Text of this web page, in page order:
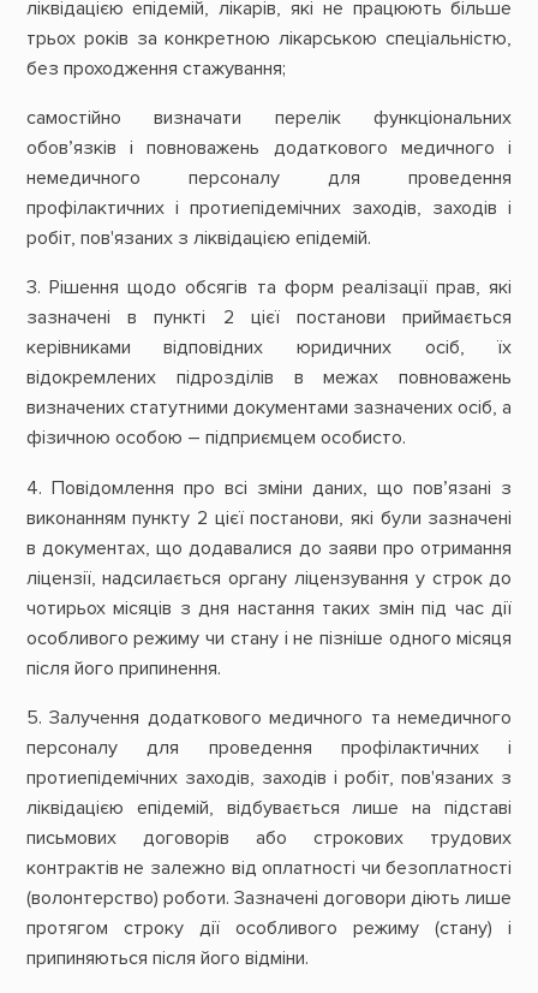
ліквідацією епідемій, лікарів, які не працюють більше
трьох років за конкретною лікарською спеціальністю,
без проходження стажування;
самостійно визначати перелік функціональних
обов’язків і повноважень додаткового медичного і
немедичного персоналу для проведення
профілактичних і протиепідемічних заходів, заходів і
робіт, пов'язаних з ліквідацією епідемій.
3. Рішення щодо обсягів та форм реалізації прав, які
зазначені в пункті 2 цієї постанови приймається
керівниками відповідних юридичних осіб, їх
відокремлених підрозділів в межах повноважень
визначених статутними документами зазначених осіб, а
фізичною особою – підприємцем особисто.
4. Повідомлення про всі зміни даних, що пов’язані з
виконанням пункту 2 цієї постанови, які були зазначені
в документах, що додавалися до заяви про отримання
ліцензії, надсилається органу ліцензування у строк до
чотирьох місяців з дня настання таких змін під час дії
особливого режиму чи стану і не пізніше одного місяця
після його припинення.
5. Залучення додаткового медичного та немедичного
персоналу для проведення профілактичних і
протиепідемічних заходів, заходів і робіт, пов'язаних з
ліквідацією епідемій, відбувається лише на підставі
письмових договорів або строкових трудових
контрактів не залежно від оплатності чи безоплатності
(волонтерство) роботи. Зазначені договори діють лише
протягом строку дії особливого режиму (стану) і
припиняються після його відміни.